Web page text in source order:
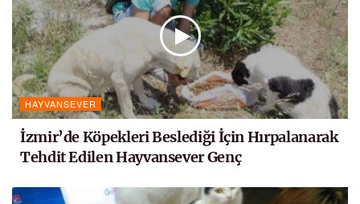
HAYVANSEVER
İzmir’de Köpekleri Beslediği İçin Hırpalanarak
Tehdit Edilen Hayvansever Genç